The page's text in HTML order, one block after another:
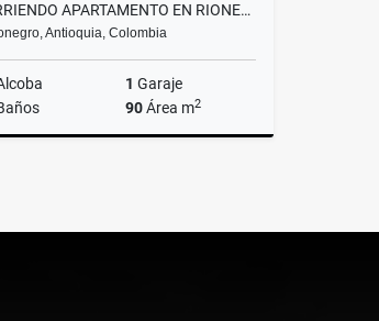
ARRIENDO APARTAMENTO EN RIONEGRO ANTIOQUIA
Antioquia, Colombia
1 Garaje
90Área m2